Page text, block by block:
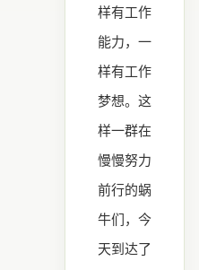
样有工作
能力，一
样有工作
梦想。这
样一群在
慢慢努力
前行的蜗
牛们，今
天到达了